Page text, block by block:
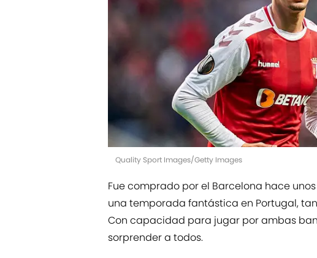
Quality Sport Images/Getty Images
Fue comprado por el Barcelona hace
una temporada fantástica en Portugal,
Con capacidad para jugar por ambas
sorprender a todos.